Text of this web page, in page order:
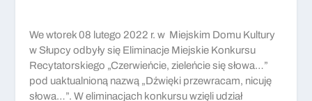
We wtorek 08 lutego 2022 r. w Miejskim Domu Kultury
w Słupcy odbyły się Eliminacje Miejskie Konkursu
Recytatorskiego „Czerwieńcie, zieleńcie się słowa…”
pod uaktualnioną nazwą „Dźwięki przewracam, nicuję
słowa…”. W eliminacjach konkursu wzięli udział